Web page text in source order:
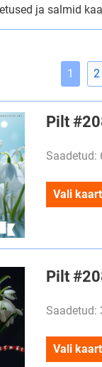
ja salmid
1 2
Pilt
Saadetud:
Vali kaart
Pilt
Saadetud:
Vali kaart